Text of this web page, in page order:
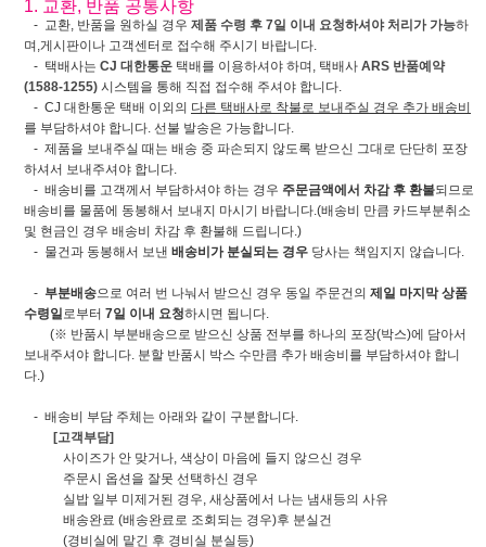
1. 교환, 반품 공통사항
- 교환, 반품을 원하실 경우 제품 수령 후 7일 이내 요청하셔야 처리가 가능하
며,게시판이나 고객센터로 접수해 주시기 바랍니다.
- 택배사는 CJ 대한통운 택배를 이용하셔야 하며, 택배사 ARS 반품예약
(1588-1255) 시스템을 통해 직접 접수해 주셔야 합니다.
- CJ 대한통운 택배 이외의 다른 택배사로 착불로 보내주실 경우 추가 배송비
를 부담하셔야 합니다. 선불 발송은 가능합니다.
- 제품을 보내주실 때는 배송 중 파손되지 않도록 받으신 그대로 단단히 포장
하셔서 보내주셔야 합니다.
- 배송비를 고객께서 부담하셔야 하는 경우 주문금액에서 차감 후 환불되므로
배송비를 물품에 동봉해서 보내지 마시기 바랍니다.(배송비 만큼 카드부분취소
및 현금인 경우 배송비 차감 후 환불해 드립니다.)
- 물건과 동봉해서 보낸 배송비가 분실되는 경우 당사는 책임지지 않습니다.
- 부분배송으로 여러 번 나눠서 받으신 경우 동일 주문건의 제일 마지막 상품
수령일 로부터 7일 이내 요청하시면 됩니다.
(※ 반품시 부분배송으로 받으신 상품 전부를 하나의 포장(박스)에 담아서
보내주셔야 합니다. 분할 반품시 박스 수만큼 추가 배송비를 부담하셔야 합니
다.)
- 배송비 부담 주체는 아래와 같이 구분합니다.
[고객부담]
사이즈가 안 맞거나, 색상이 마음에 들지 않으신 경우
주문시 옵션을 잘못 선택하신 경우
실밥 일부 미제거된 경우, 새상품에서 나는 냄새등의 사유
배송완료 (배송완료로 조회되는 경우)후 분실건
(경비실에 맡긴 후 경비실 분실등)